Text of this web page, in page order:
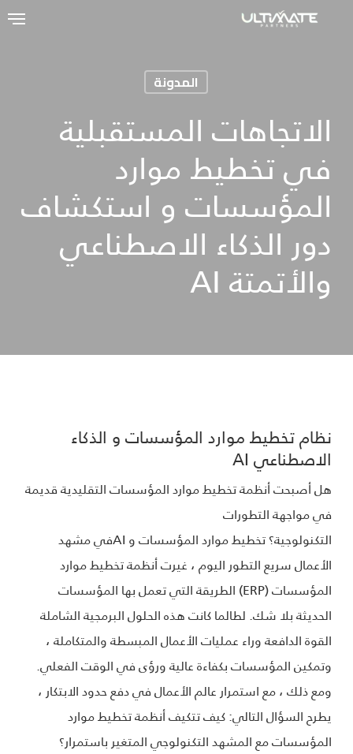
المدونة
الاتجاهات المستقبلية
في تخطيط موارد
المؤسسات و استكشاف
دور الذكاء الاصطناعي
والأتمتة AI
نظام تخطيط موارد المؤسسات و الذكاء
الاصطناعي AI
هل أصبحت أنظمة تخطيط موارد المؤسسات التقليدية قديمة
في مواجهة التطورات
التكنولوجية؟ تخطيط موارد المؤسسات و AIفي مشهد
الأعمال سريع التطور اليوم ، غيرت أنظمة تخطيط موارد
المؤسسات (ERP) الطريقة التي تعمل بها المؤسسات
الحديثة بلا شك. لطالما كانت هذه الحلول البرمجية الشاملة
القوة الدافعة وراء عمليات الأعمال المبسطة والمتكاملة ،
وتمكين المؤسسات بكفاءة عالية ورؤى في الوقت الفعلي.
ومع ذلك ، مع استمرار عالم الأعمال في دفع حدود الابتكار ،
يطرح السؤال التالي: كيف تتكيف أنظمة تخطيط موارد
المؤسسات مع المشهد التكنولوجي المتغير باستمرار؟